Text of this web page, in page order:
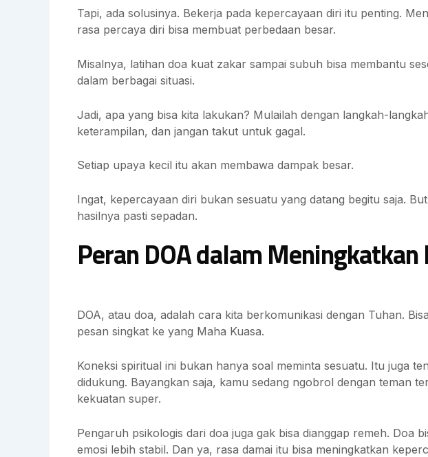
Tapi, ada solusinya. Bekerja pada kepercayaan diri itu penting.
rasa percaya diri bisa membuat perbedaan besar.
Misalnya, latihan doa kuat zakar sampai subuh bisa membantu
dalam berbagai situasi.
Jadi, apa yang bisa kita lakukan? Mulailah dengan langkah-
keterampilan, dan jangan takut untuk gagal.
Setiap upaya kecil itu akan membawa dampak besar.
Ingat, kepercayaan diri bukan sesuatu yang datang begitu saja.
hasilnya pasti sepadan.
Peran DOA dalam Meningkatkan
DOA, atau doa, adalah cara kita berkomunikasi dengan Tuhan.
pesan singkat ke yang Maha Kuasa.
Koneksi spiritual ini bukan hanya soal meminta sesuatu. Itu juga
didukung. Bayangkan saja, kamu sedang ngobrol dengan teman
kekuatan super.
Pengaruh psikologis dari doa juga gak bisa dianggap remeh. Doa
emosi lebih stabil. Dan ya, rasa damai itu bisa meningkatkan